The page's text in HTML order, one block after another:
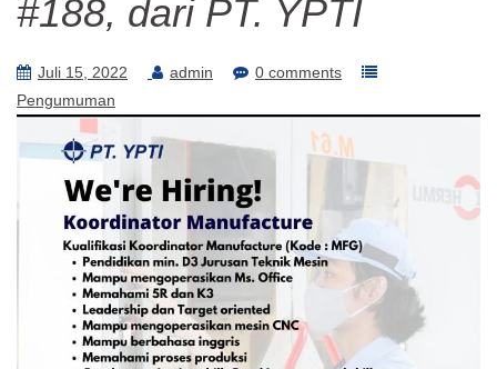
#188, dari PT. YPTI
Juli 15, 2022 admin
0 comments
Pengumuman